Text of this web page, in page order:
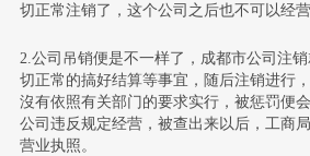
切正常注销了，这个公司之后也不可以经营
2.公司吊销便是不一样了，成都市公司注
切正常的搞好结算等事宜，随后注销进行
沒有依照有关部门的要求实行，被惩罚便
公司违反规定经营，被查出来以后，工商
营业执照。